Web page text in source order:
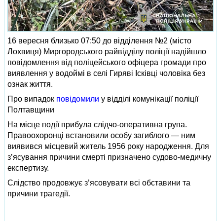
16 вересня близько 07:50 до відділення №2 (місто
Лохвиця) Миргородського райвідділу поліції надійшло
повідомлення від поліцейського офіцера громади про
виявлення у водоймі в селі Гиряві Ісківці чоловіка без
ознак життя.
Про випадок повідомили у відділі комунікації поліції
Полтавщини
На місце події прибула слідчо-оперативна група.
Правоохоронці встановили особу загиблого — ним
виявився місцевий житель 1956 року народження. Для
з’ясування причини смерті призначено судово-медичну
експертизу.
Слідство продовжує з’ясовувати всі обставини та
причини трагедії.